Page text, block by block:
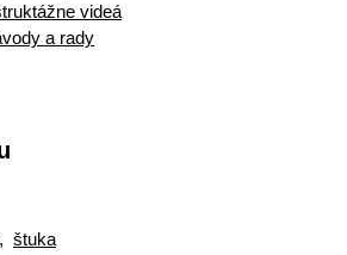
videá
a rady
, štuka